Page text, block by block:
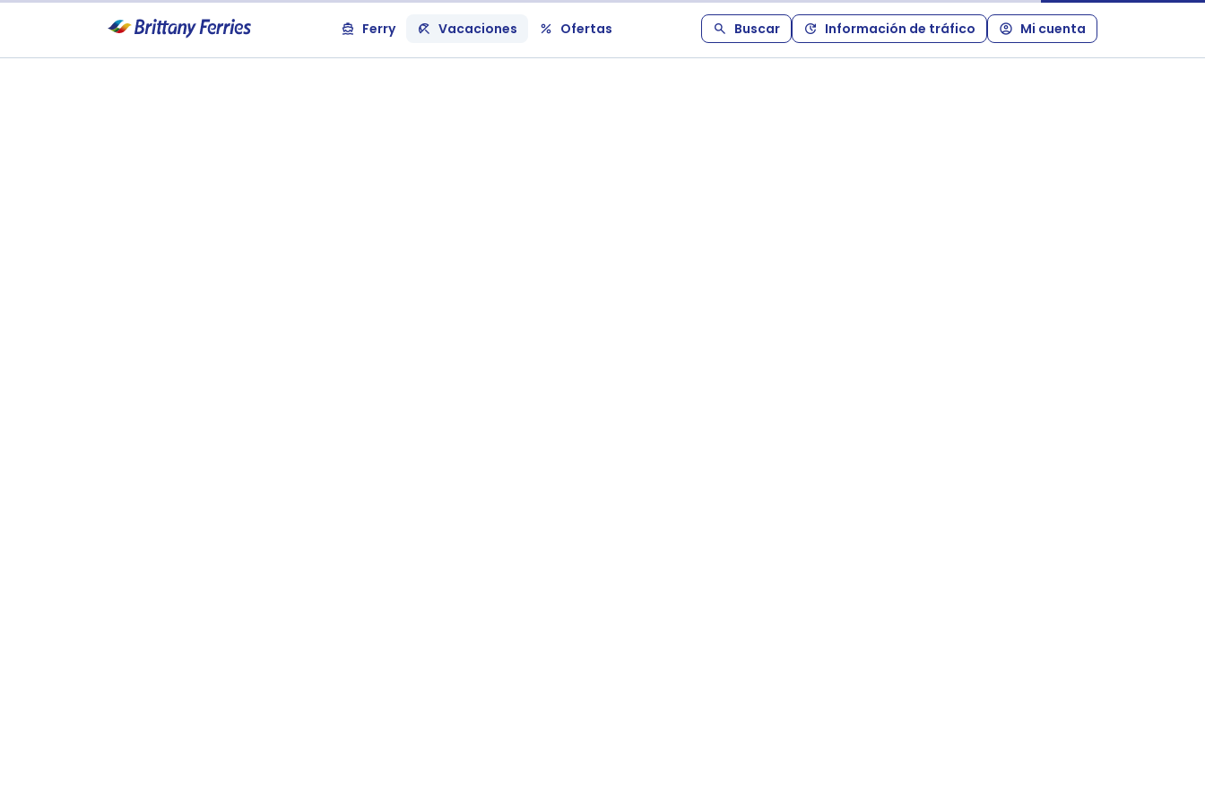
Ferry Vacaciones Ofertas Buscar Información de tráfico Mi cuenta